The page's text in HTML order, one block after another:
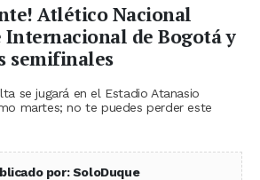
Atlético Nacional
de Bogotá y
semifinales
se jugará en el Estadio Atanasio
martes; no te puedes perder este
por: SoloDuque